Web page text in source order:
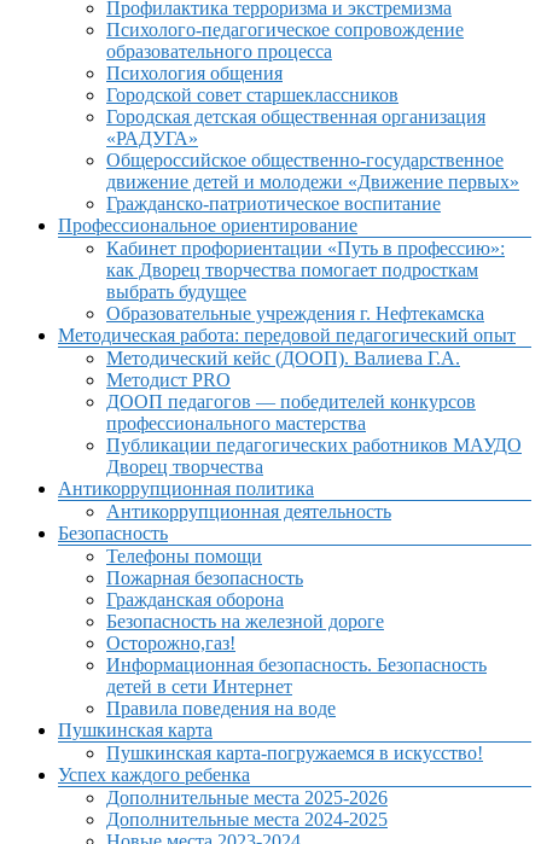
Профилактика терроризма и экстремизма
Психолого-педагогическое сопровождение
образовательного процесса
Психология общения
Городской совет старшеклассников
Городская детская общественная организация
«РАДУГА»
Общероссийское общественно-государственное
движение детей и молодежи «Движение первых»
Гражданско-патриотическое воспитание
Профессиональное ориентирование
Кабинет профориентации «Путь в профессию»:
как Дворец творчества помогает подросткам
выбрать будущее
Образовательные учреждения г. Нефтекамска
Методическая работа: передовой педагогический опыт
Методический кейс (ДООП). Валиева Г.А.
Методист PRO
ДООП педагогов — победителей конкурсов
профессионального мастерства
Публикации педагогических работников МАУДО
Дворец творчества
Антикоррупционная политика
Антикоррупционная деятельность
Безопасность
Телефоны помощи
Пожарная безопасность
Гражданская оборона
Безопасность на железной дороге
Осторожно,газ!
Информационная безопасность. Безопасность
детей в сети Интернет
Правила поведения на воде
Пушкинская карта
Пушкинская карта-погружаемся в искусство!
Успех каждого ребенка
Дополнительные места 2025-2026
Дополнительные места 2024-2025